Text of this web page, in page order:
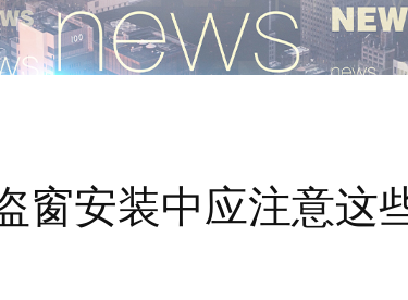
窗安装中应注意这